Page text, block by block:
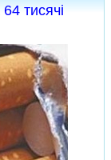
тисячі